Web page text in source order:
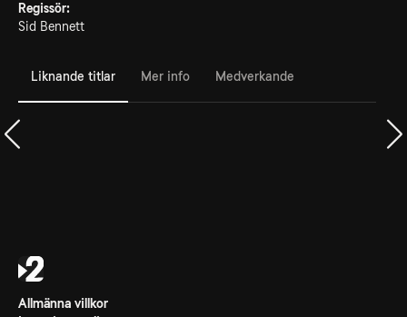
Regissör:
Sid Bennett
Liknande titlar Mer info Medverkande
Allmänna villkor